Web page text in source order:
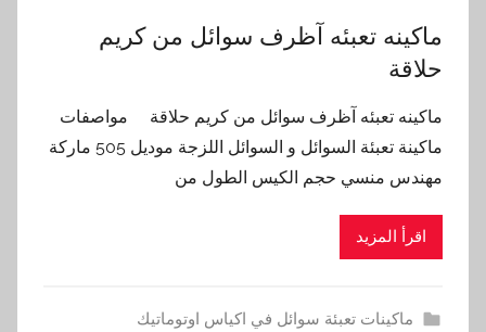
ماكينه تعبئه آظرف سوائل من كريم
حلاقة
ماكينه تعبئه آظرف سوائل من كريم حلاقة مواصفات
ماكينة تعبئة السوائل و السوائل اللزجة موديل 505 ماركة
مهندس منسي حجم الكيس الطول من
اقرأ المزيد
ماكينات تعبئة سوائل في اكياس اوتوماتيك